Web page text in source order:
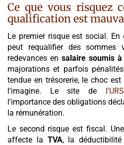
Ce que vous risquez
qualification est
Le premier risque est social. En
peut requalifier des sommes
redevances en salaire soumis
majorations et parfois
tendue en trésorerie, le choc
l'imagine. Le site de
l'importance des obligations
la rémunération.
Le second risque est fiscal.
affecte la TVA, la